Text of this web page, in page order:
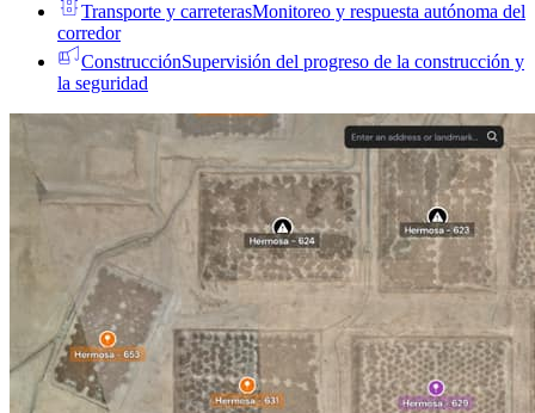
Transporte y carreterasMonitoreo y respuesta autónoma del
corredor
ConstrucciónSupervisión del progreso de la construcción y
la seguridad